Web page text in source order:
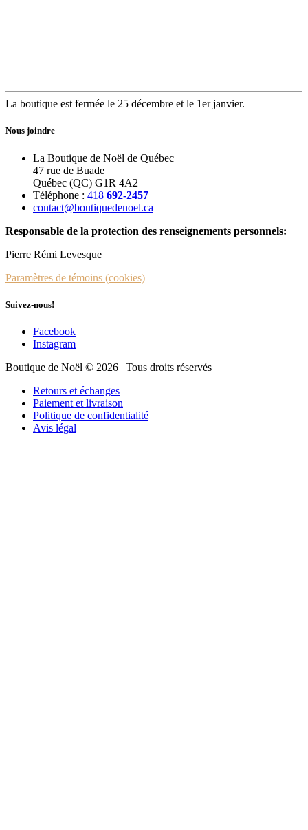
La boutique est fermée le 25 décembre et le 1er janvier.
Nous joindre
La Boutique de Noël de Québec
47 rue de Buade
Québec (QC) G1R 4A2
Téléphone : 418 692-2457
contact@boutiquedenoel.ca
Responsable de la protection des renseignements personnels:
Pierre Rémi Levesque
Paramètres de témoins (cookies)
Suivez-nous!
Facebook
Instagram
Boutique de Noël © 2026 | Tous droits réservés
Retours et échanges
Paiement et livraison
Politique de confidentialité
Avis légal